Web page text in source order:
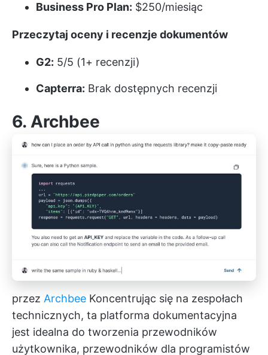
Business Pro Plan: $250/miesiąc
Przeczytaj oceny i recenzje dokumentów
G2: 5/5 (1+ recenzji)
Capterra: Brak dostępnych recenzji
6. Archbee
przez Archbee Koncentrując się na zespołach
technicznych, ta platforma dokumentacyjna
jest idealna do tworzenia przewodników
użytkownika, przewodników dla programistów